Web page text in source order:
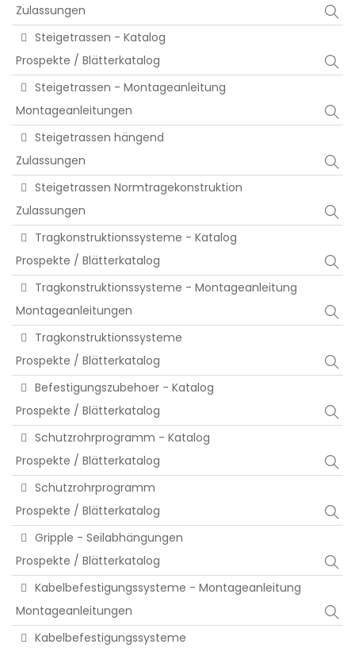
Zulassungen
Steigetrassen - Katalog
Prospekte / Blätterkatalog
Steigetrassen - Montageanleitung
Montageanleitungen
Steigetrassen hängend
Zulassungen
Steigetrassen Normtragekonstruktion
Zulassungen
Tragkonstruktionssysteme - Katalog
Prospekte / Blätterkatalog
Tragkonstruktionssysteme - Montageanleitung
Montageanleitungen
Tragkonstruktionssysteme
Prospekte / Blätterkatalog
Befestigungszubehoer - Katalog
Prospekte / Blätterkatalog
Schutzrohrprogramm - Katalog
Prospekte / Blätterkatalog
Schutzrohrprogramm
Prospekte / Blätterkatalog
Gripple - Seilabhängungen
Prospekte / Blätterkatalog
Kabelbefestigungssysteme - Montageanleitung
Montageanleitungen
Kabelbefestigungssysteme